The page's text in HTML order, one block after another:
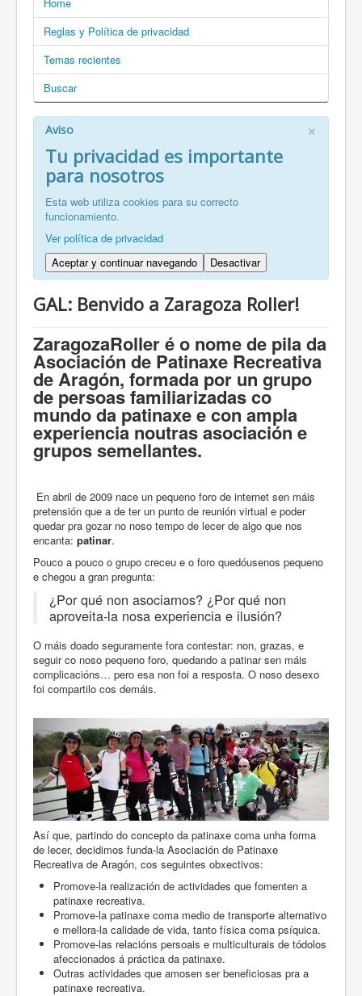
DE: Willkommen zu ZaragozaRoller!
PT: Bem vindo a ZaragozaRoller!
CAT: Benvingut a ZaragozaRoller!
GAL: Benvido a ZaragozaRoller!
FR: Bienvenu à ZaragozaRoller!
ZH: 欢迎来到萨拉戈萨轮滑协会！
Reglas y Política de privacidad
Temas recientes
Buscar
×
Aviso
Tu privacidad es importante
para nosotros
Esta web utiliza cookies para su correcto
funcionamiento.
Ver política de privacidad
Aceptar y continuar navegando
Desactivar
GAL: Benvido a Zaragoza Roller!
ZaragozaRoller é o nome de pila da
Asociación de Patinaxe Recreativa
de Aragón, formada por un grupo
de persoas familiarizadas co
mundo da patinaxe e con ampla
experiencia noutras asociación e
grupos semellantes.
En abril de 2009 nace un pequeno foro de internet sen máis
pretensión que a de ter un punto de reunión virtual e poder
quedar pra gozar no noso tempo de lecer de algo que nos
encanta: patinar.
Pouco a pouco o grupo creceu e o foro quedóusenos pequeno
e chegou a gran pregunta:
¿Por qué non asociarnos? ¿Por qué non
aproveita-la nosa experiencia e ilusión?
O máis doado seguramente fora contestar: non, grazas, e
seguir co noso pequeno foro, quedando a patinar sen máis
complicacións… pero esa non foi a resposta. O noso desexo
foi compartilo cos demáis.
Así que, partindo do concepto da patinaxe coma unha forma
de lecer, decidimos funda-la Asociación de Patinaxe
Recreativa de Aragón, cos seguintes obxectivos:
Promove-la realización de actividades que fomenten a
patinaxe recreativa.
Promove-la patinaxe coma medio de transporte alternativo
e mellora-la calidade de vida, tanto física coma psíquica.
Promove-las relacións persoais e multiculturais de tódolos
afeccionados á práctica da patinaxe.
Outras actividades que amosen ser beneficiosas pra a
patinaxe recreativa.